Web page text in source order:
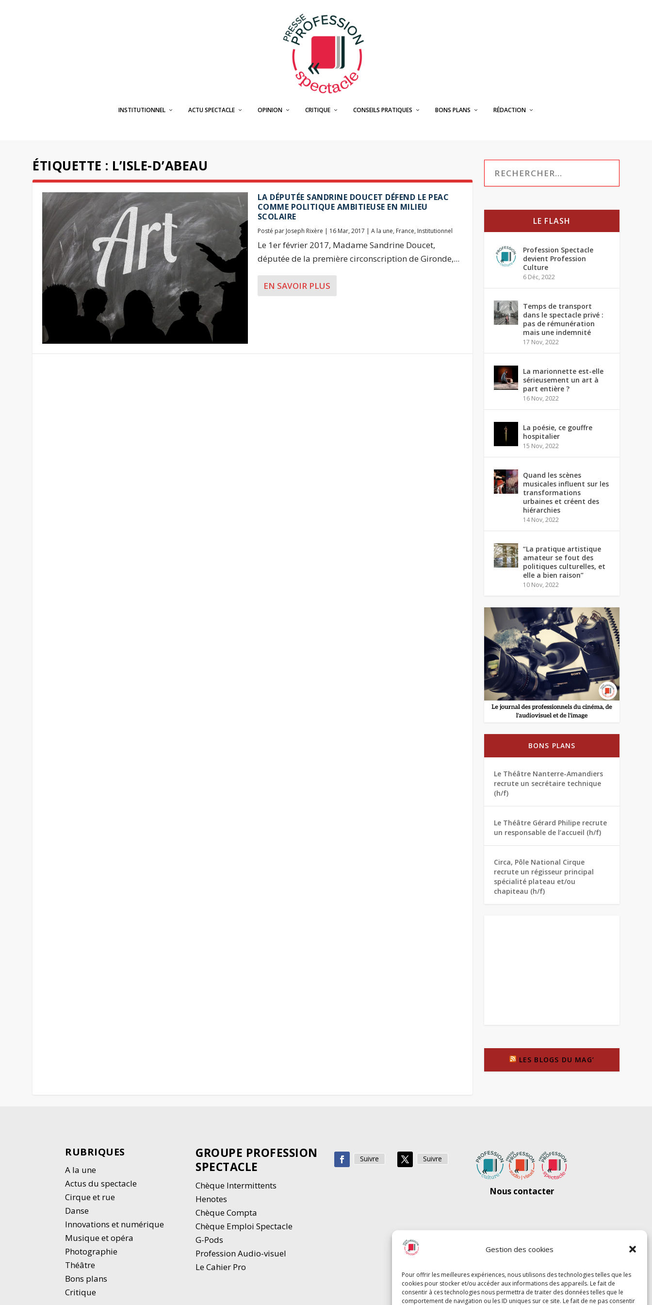
Gestion des cookies
Pour offrir les meilleures expériences, nous utilisons des technologies telles que les
cookies pour stocker et/ou accéder aux informations des appareils. Le fait de
consentir à ces technologies nous permettra de traiter des données telles que le
comportement de navigation ou les ID uniques sur ce site. Le fait de ne pas consentir
INSTITUTIONNEL ACTU SPECTACLE OPINION CRITIQUE CONSEILS PRATIQUES BONS PLANS RÉDACTION
ÉTIQUETTE : L’ISLE-D’ABEAU
LA DÉPUTÉE SANDRINE DOUCET DÉFEND LE PEAC
COMME POLITIQUE AMBITIEUSE EN MILIEU
SCOLAIRE
Posté par Joseph Rixère | 16 Mar, 2017 | A la une, France, Institutionnel
Le 1er février 2017, Madame Sandrine Doucet,
députée de la première circonscription de Gironde,...
EN SAVOIR PLUS
LE FLASH
Profession Spectacle
devient Profession
Culture
6 Déc, 2022
Temps de transport
dans le spectacle privé :
pas de rémunération
mais une indemnité
17 Nov, 2022
La marionnette est-elle
sérieusement un art à
part entière ?
16 Nov, 2022
La poésie, ce gouffre
hospitalier
15 Nov, 2022
Quand les scènes
musicales influent sur les
transformations
urbaines et créent des
hiérarchies
14 Nov, 2022
“La pratique artistique
amateur se fout des
politiques culturelles, et
elle a bien raison”
10 Nov, 2022
BONS PLANS
Le Théâtre Nanterre-Amandiers
recrute un secrétaire technique
(h/f)
Le Théâtre Gérard Philipe recrute
un responsable de l’accueil (h/f)
Circa, Pôle National Cirque
recrute un régisseur principal
spécialité plateau et/ou
chapiteau (h/f)
LES BLOGS DU MAG’
RUBRIQUES
A la une
Actus du spectacle
Cirque et rue
Danse
Innovations et numérique
Musique et opéra
Photographie
Théâtre
Bons plans
Critique
GROUPE PROFESSION
SPECTACLE
Chèque Intermittents
Henotes
Chèque Compta
Chèque Emploi Spectacle
G-Pods
Profession Audio-visuel
Le Cahier Pro
Suivre Suivre
Nous contacter